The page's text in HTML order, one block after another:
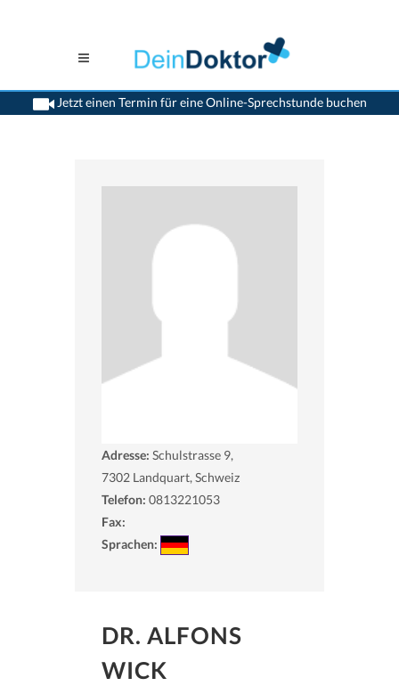
Jetzt einen Termin für eine Online-Sprechstunde buchen
>Zahnaerzte>Landquart>Dr. Alfons Wick>Termin mit Dr. Alfons Wick
Adresse: Schulstrasse 9,
7302 Landquart, Schweiz
Telefon: 0813221053
Fax:
Sprachen:
DR. ALFONS
WICK